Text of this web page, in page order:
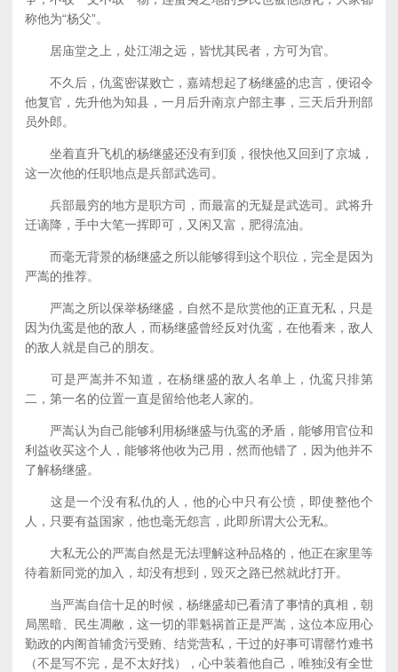
称他为“杨父”。
居庙堂之上，处江湖之远，皆忧其民者，方可为官。
不久后，仇鸾密谋败亡，嘉靖想起了杨继盛的忠言，便诏令
他复官，先升他为知县，一月后升南京户部主事，三天后升刑部
员外郎。
坐着直升飞机的杨继盛还没有到顶，很快他又回到了京城，
这一次他的任职地点是兵部武选司。
兵部最穷的地方是职方司，而最富的无疑是武选司。武将升
迁谪降，手中大笔一挥即可，又闲又富，肥得流油。
而毫无背景的杨继盛之所以能够得到这个职位，完全是因为
严嵩的推荐。
严嵩之所以保举杨继盛，自然不是欣赏他的正直无私，只是
因为仇鸾是他的敌人，而杨继盛曾经反对仇鸾，在他看来，敌人
的敌人就是自己的朋友。
可是严嵩并不知道，在杨继盛的敌人名单上，仇鸾只排第
二，第一名的位置一直是留给他老人家的。
严嵩认为自己能够利用杨继盛与仇鸾的矛盾，能够用官位和
利益收买这个人，能够将他收为己用，然而他错了，因为他并不
了解杨继盛。
这是一个没有私仇的人，他的心中只有公愤，即使整他个
人，只要有益国家，他也毫无怨言，此即所谓大公无私。
大私无公的严嵩自然是无法理解这种品格的，他正在家里等
待着新同党的加入，却没有想到，毁灭之路已然就此打开。
当严嵩自信十足的时候，杨继盛却已看清了事情的真相，朝
局黑暗、民生凋敝，这一切的罪魁祸首正是严嵩，这位本应用心
勤政的内阁首辅贪污受贿、结党营私，干过的好事可谓罄竹难书
（不是写不完，是不太好找），心中装着他自己，唯独没有全世